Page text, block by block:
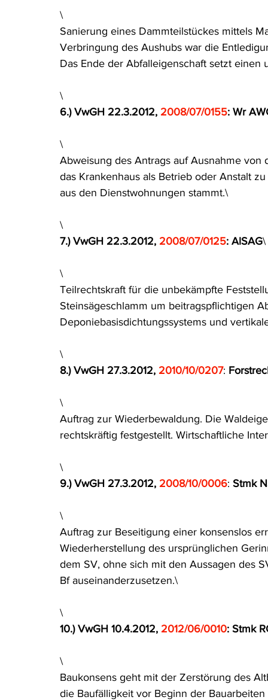
\
Sanierung eines Dammteilstückes mittels
Verbringung des Aushubs war die
Das Ende der Abfalleigenschaft setzt
\
6.) VwGH 22.3.2012, 2008/07/0155: Wr
\
Abweisung des Antrags auf Ausnahme
das Krankenhaus als Betrieb oder Anstalt
aus den Dienstwohnungen stammt.\
\
7.) VwGH 22.3.2012, 2008/07/0125: AlSAG\
\
Teilrechtskraft für die unbekämpfte
Steinsägeschlamm um beitragspflichtigen
Deponiebasisdichtungssystems und
\
8.) VwGH 27.3.2012, 2010/10/0207:
\
Auftrag zur Wiederbewaldung. Die
rechtskräftig festgestellt. Wirtschaftliche
\
9.) VwGH 27.3.2012, 2008/10/0006: Stmk
\
Auftrag zur Beseitigung einer konsenslos
Wiederherstellung des ursprünglichen
dem SV, ohne sich mit den Aussagen des
Bf auseinanderzusetzen.\
\
10.) VwGH 10.4.2012, 2012/06/0010: Stmk
\
Baukonsens geht mit der Zerstörung des
die Baufälligkeit vor Beginn der